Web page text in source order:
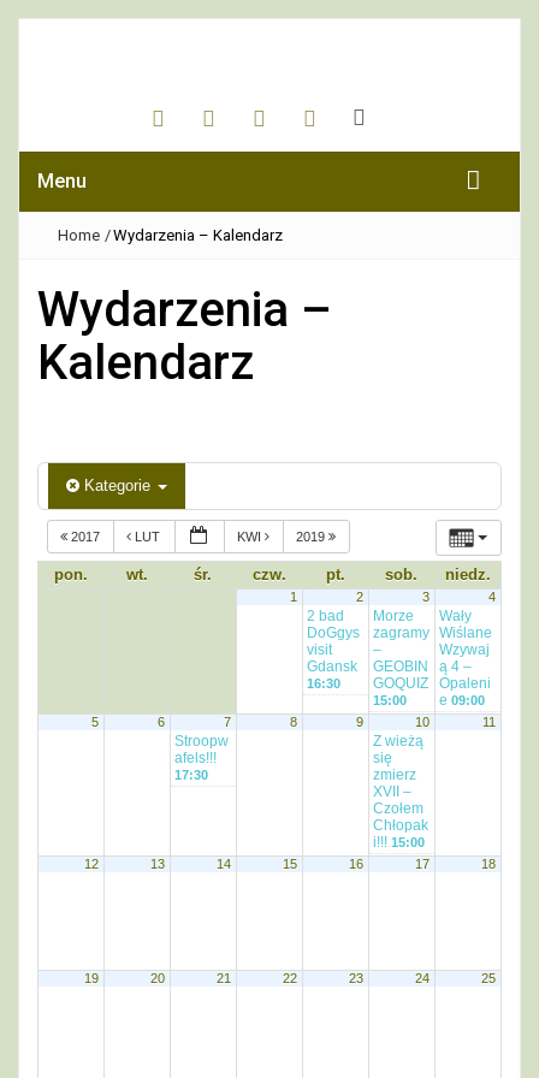
Menu
Home /Wydarzenia – Kalendarz
Wydarzenia –
Kalendarz
Kategorie
2017 LUT KWI 2019
pon. wt. śr. czw. pt. sob. niedz.
1 2
2 bad
DoGgys
visit
Gdansk
16:30
3
Morze
zagramy
–
GEOBIN
GOQUIZ
15:00
4
Wały
Wiślane
Wzywaj
ą 4 –
Opaleni
e 09:00
5
6 7
Stroopw
afels!!!
17:30
8 9 10
Z wieżą
się
zmierz
XVII –
Czołem
Chłopak
i!!! 15:00
11
12 13 14 15 16 17 18
19 20 21 22 23 24 25